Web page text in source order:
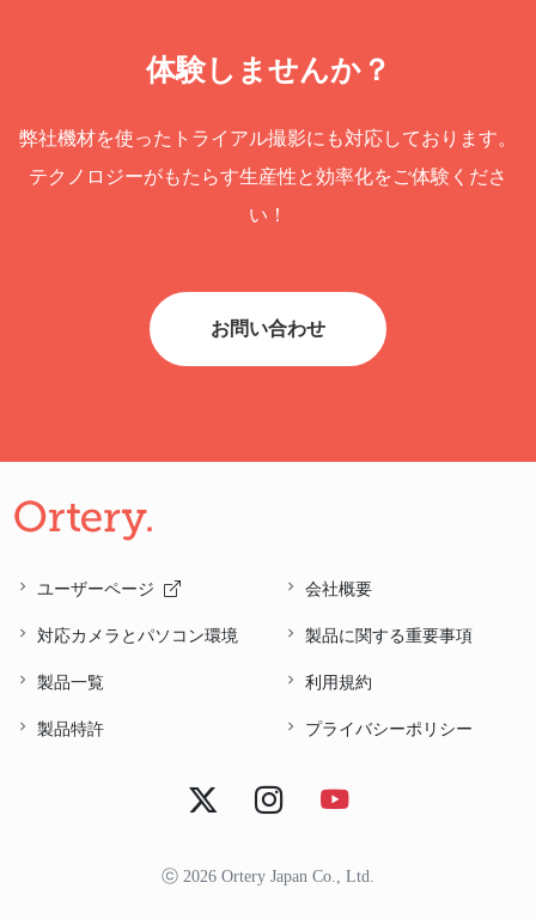
体験しませんか？
弊社機材を使ったトライアル撮影にも対応しております。
テクノロジーがもたらす生産性と効率化をご体験くださ
い！
お問い合わせ
ユーザーページ
対応カメラとパソコン環境
製品一覧
製品特許
会社概要
製品に関する重要事項
利用規約
プライバシーポリシー
ⓒ 2026 Ortery Japan Co., Ltd.